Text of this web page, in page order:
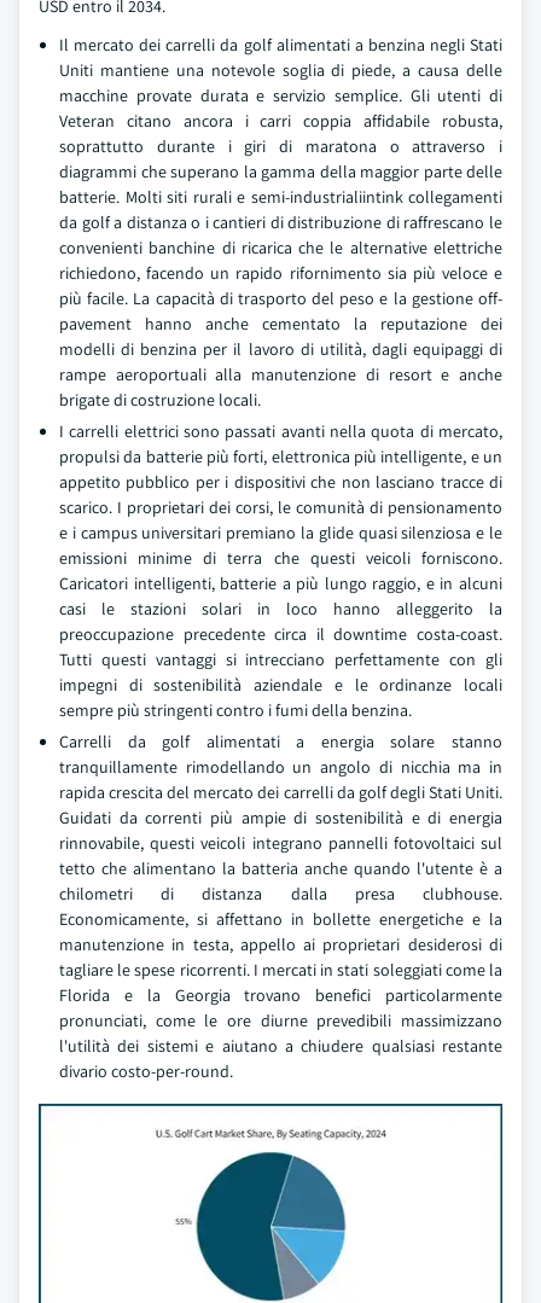
USD entro il 2034.
Il mercato dei carrelli da golf alimentati a benzina negli Stati
Uniti mantiene una notevole soglia di piede, a causa delle
macchine provate durata e servizio semplice. Gli utenti di
Veteran citano ancora i carri coppia affidabile robusta,
soprattutto durante i giri di maratona o attraverso i
diagrammi che superano la gamma della maggior parte delle
batterie. Molti siti rurali e semi-industrialiintink collegamenti
da golf a distanza o i cantieri di distribuzione di raffrescano le
convenienti banchine di ricarica che le alternative elettriche
richiedono, facendo un rapido rifornimento sia più veloce e
più facile. La capacità di trasporto del peso e la gestione off-
pavement hanno anche cementato la reputazione dei
modelli di benzina per il lavoro di utilità, dagli equipaggi di
rampe aeroportuali alla manutenzione di resort e anche
brigate di costruzione locali.
I carrelli elettrici sono passati avanti nella quota di mercato,
propulsi da batterie più forti, elettronica più intelligente, e un
appetito pubblico per i dispositivi che non lasciano tracce di
scarico. I proprietari dei corsi, le comunità di pensionamento
e i campus universitari premiano la glide quasi silenziosa e le
emissioni minime di terra che questi veicoli forniscono.
Caricatori intelligenti, batterie a più lungo raggio, e in alcuni
casi le stazioni solari in loco hanno alleggerito la
preoccupazione precedente circa il downtime costa-coast.
Tutti questi vantaggi si intrecciano perfettamente con gli
impegni di sostenibilità aziendale e le ordinanze locali
sempre più stringenti contro i fumi della benzina.
Carrelli da golf alimentati a energia solare stanno
tranquillamente rimodellando un angolo di nicchia ma in
rapida crescita del mercato dei carrelli da golf degli Stati Uniti.
Guidati da correnti più ampie di sostenibilità e di energia
rinnovabile, questi veicoli integrano pannelli fotovoltaici sul
tetto che alimentano la batteria anche quando l'utente è a
chilometri di distanza dalla presa clubhouse.
Economicamente, si affettano in bollette energetiche e la
manutenzione in testa, appello ai proprietari desiderosi di
tagliare le spese ricorrenti. I mercati in stati soleggiati come la
Florida e la Georgia trovano benefici particolarmente
pronunciati, come le ore diurne prevedibili massimizzano
l'utilità dei sistemi e aiutano a chiudere qualsiasi restante
divario costo-per-round.